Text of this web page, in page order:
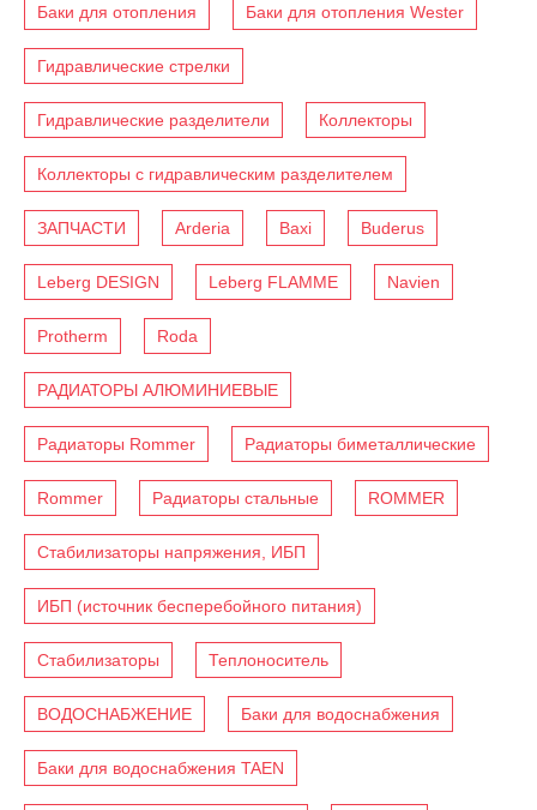
Баки для отопления Баки для отопления Wester
Гидравлические стрелки
Гидравлические разделители Коллекторы
Коллекторы с гидравлическим разделителем
ЗАПЧАСТИ Arderia Baxi Buderus
Leberg DESIGN Leberg FLAMME Navien
Protherm Roda
РАДИАТОРЫ АЛЮМИНИЕВЫЕ
Радиаторы Rommer Радиаторы биметаллические
Rommer Радиаторы стальные ROMMER
Стабилизаторы напряжения, ИБП
ИБП (источник бесперебойного питания)
Стабилизаторы Теплоноситель
ВОДОСНАБЖЕНИЕ Баки для водоснабжения
Баки для водоснабжения TAEN